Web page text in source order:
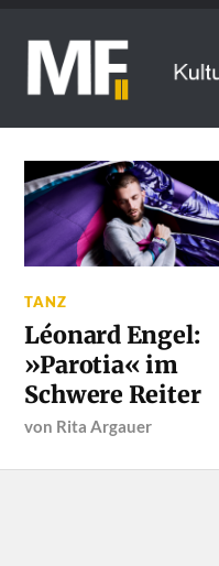
TANZ
Léonard Engel:
»Parotia« im
Schwere Reiter
von Rita Argauer